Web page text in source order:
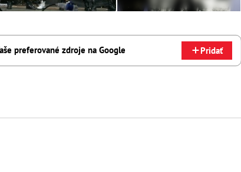
preferované zdroje na Google Pridať